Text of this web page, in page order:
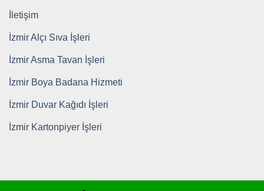
İletişim
İzmir Alçı Sıva İşleri
İzmir Asma Tavan İşleri
İzmir Boya Badana Hizmeti
İzmir Duvar Kağıdı İşleri
İzmir Kartonpiyer İşleri